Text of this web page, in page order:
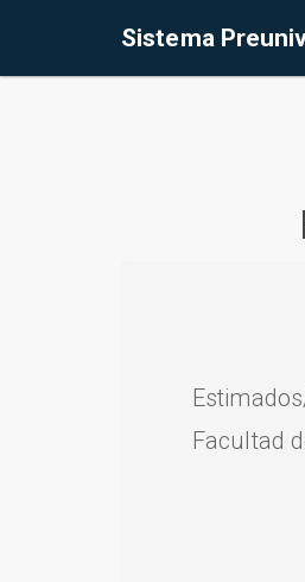
Sistema
Facultad